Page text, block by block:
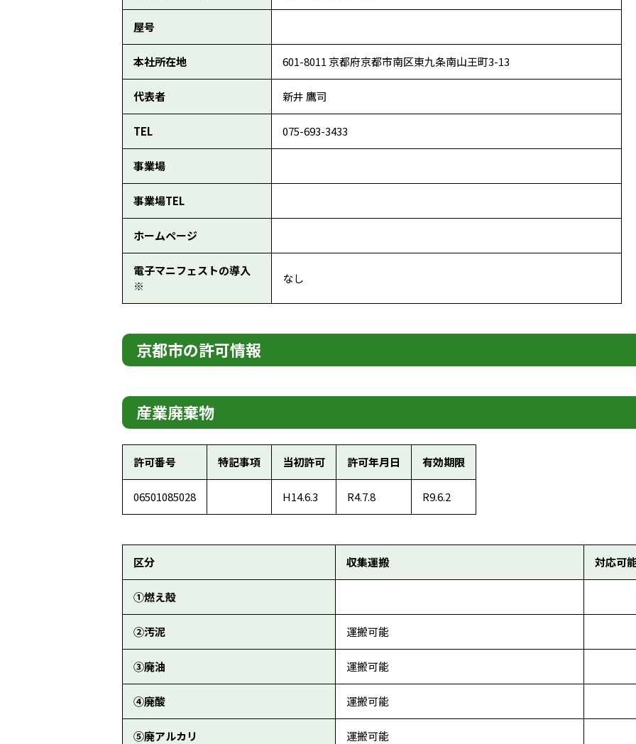
屋号
本社所在地 601-8011 京都府京都市南区東九条南山王町3-13
代表者 新井 鷹司
TEL 075-693-3433
事業場
事業場TEL
ホームページ
電子マニフェストの導入
※
なし
京都市の許可情報
産業廃棄物
許可番号 特記事項 当初許可 許可年月日 有効期限
06501085028 H14.6.3 R4.7.8 R9.6.2
区分 収集運搬 対応可
①燃え殻
②汚泥 運搬可能
③廃油 運搬可能
④廃酸 運搬可能
⑤廃アルカリ 運搬可能